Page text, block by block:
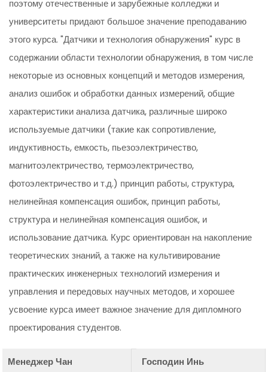
поэтому отечественные и зарубежные колледжи и
университеты придают большое значение преподаванию
этого курса. "Датчики и технология обнаружения" курс в
содержании области технологии обнаружения, в том числе
некоторые из основных концепций и методов измерения,
анализ ошибок и обработки данных измерений, общие
характеристики анализа датчика, различные широко
используемые датчики (такие как сопротивление,
индуктивность, емкость, пьезоэлектричество,
магнитоэлектричество, термоэлектричество,
фотоэлектричество и т.д.) принцип работы, структура,
нелинейная компенсация ошибок, принцип работы,
структура и нелинейная компенсация ошибок, и
использование датчика. Курс ориентирован на накопление
теоретических знаний, а также на культивирование
практических инженерных технологий измерения и
управления и передовых научных методов, и хорошее
усвоение курса имеет важное значение для дипломного
проектирования студентов.
Менеджер Чан
Господин Инь